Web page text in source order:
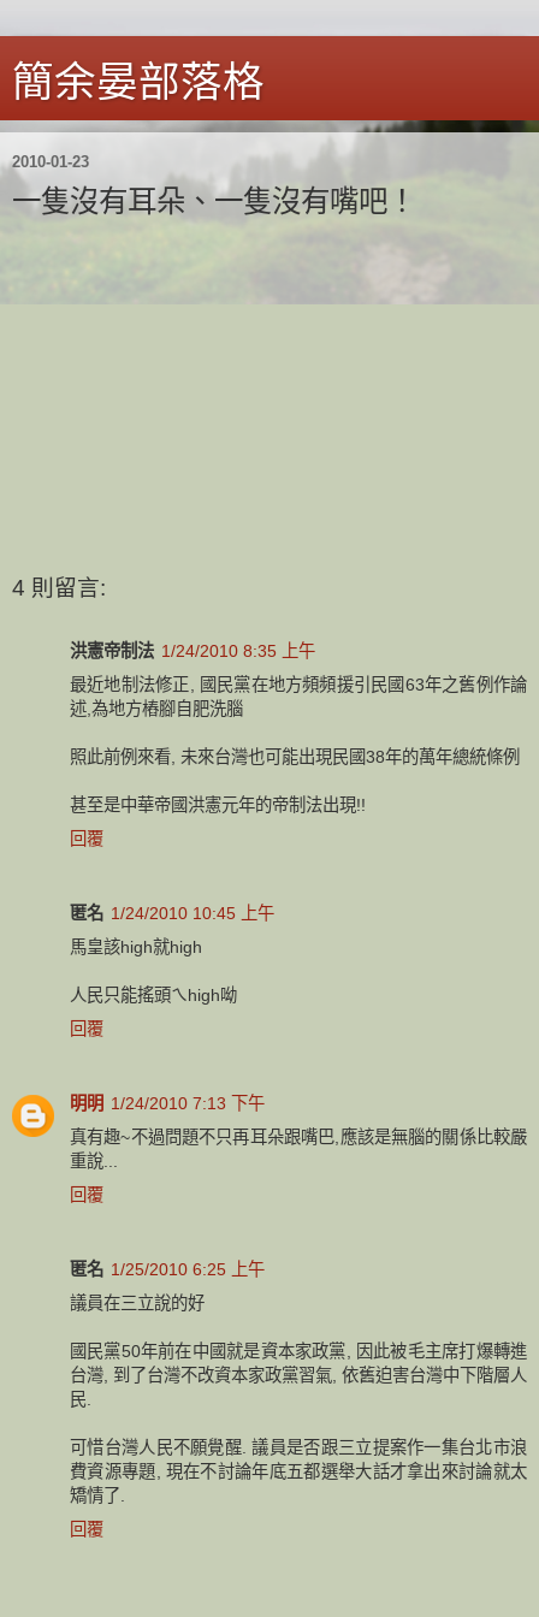
簡余晏部落格
2010-01-23
一隻沒有耳朵、一隻沒有嘴吧！
4 則留言:
洪憲帝制法 1/24/2010 8:35 上午
最近地制法修正, 國民黨在地方頻頻援引民國63年之舊例作論
述,為地方樁腳自肥洗腦
照此前例來看, 未來台灣也可能出現民國38年的萬年總統條例
甚至是中華帝國洪憲元年的帝制法出現!!
回覆
匿名 1/24/2010 10:45 上午
馬皇該high就high
人民只能搖頭ㄟhigh呦
回覆
明明 1/24/2010 7:13 下午
真有趣~不過問題不只再耳朵跟嘴巴,應該是無腦的關係比較嚴
重說...
回覆
匿名 1/25/2010 6:25 上午
議員在三立說的好
國民黨50年前在中國就是資本家政黨, 因此被毛主席打爆轉進
台灣, 到了台灣不改資本家政黨習氣, 依舊迫害台灣中下階層人
民.
可惜台灣人民不願覺醒. 議員是否跟三立提案作一集台北市浪
費資源專題, 現在不討論年底五都選舉大話才拿出來討論就太
矯情了.
回覆